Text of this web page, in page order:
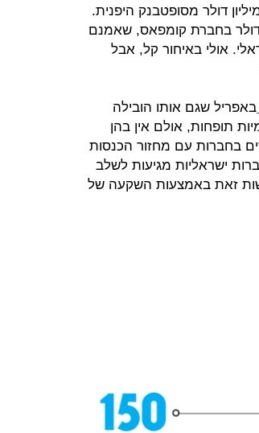
חמישי של 200 מיליון דולר מסופטבנק היפנית.
להודעה על השקעה של 370 מיליון דולר בחברת קומפאס, שאמנם
אולי באיחור קל, אבל
באפריל שגם אותו הובילה
תופחות, אולם אין בהן
בחברות עם מחזור הכנסות
ישראליות מגיעות לשלב
זאת באמצעות השקעה של